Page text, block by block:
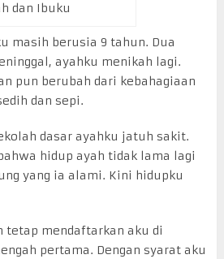
dan Ibuku
masih berusia 9 tahun. Dua
ayahku menikah lagi.
pun berubah dari kebahagiaan
dan sepi.
dasar ayahku jatuh sakit.
hidup ayah tidak lama lagi
yang ia alami. Kini hidupku
tetap mendaftarkan aku di
pertama. Dengan syarat aku